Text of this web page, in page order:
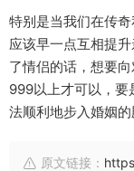
特别是当我们在传
应该早一点互相提
了情侣的话，想要
999以上才可以，要
法顺利地步入婚姻的
原文链接：